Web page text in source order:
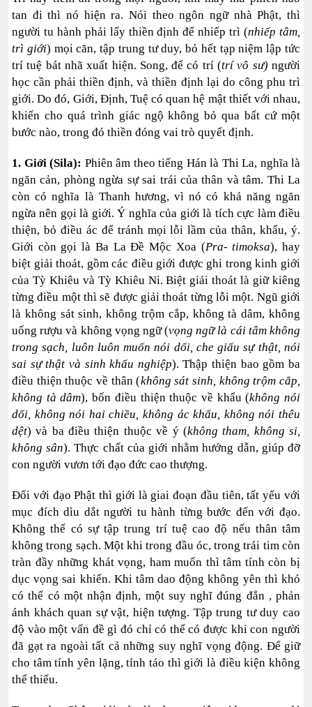
tan đi thì nó hiện ra. Nói theo ngôn ngữ nhà Phật, thì
người tu hành phải lấy thiền định để nhiếp trì (nhiếp tâm,
trì giới) mọi căn, tập trung tư duy, bỏ hết tạp niệm lập tức
trí tuệ bát nhã xuất hiện. Song, để có trí (trí vô sư)người
học cần phải thiền định, và thiền định lại do công phu trì
giới. Do đó, Giới, Định, Tuệ có quan hệ mật thiết với nhau,
khiến cho quá trình giác ngộ không bỏ qua bất cứ một
bước nào, trong đó thiền đóng vai trò quyết định.
1. Giới (Sila): Phiên âm theo tiếng Hán là Thi La, nghĩa là
ngăn cản, phòng ngừa sự sai trái của thân và tâm. Thi La
còn có nghĩa là Thanh hương, vì nó có khả năng ngăn
ngừa nên gọi là giới. Ý nghĩa của giới là tích cực làm điều
thiện, bỏ điều ác để tránh mọi lỗi lầm của thân, khẩu, ý.
Giới còn gọi là Ba La Đề Mộc Xoa (Pra- timoksa), hay
biệt giải thoát, gồm các điều giới được ghi trong kinh giới
của Tỳ Khiêu và Tỳ Khiêu Ni. Biệt giải thoát là giữ kiêng
từng điều một thì sẽ được giải thoát từng lỗi một. Ngũ giới
là không sát sinh, không trộm cắp, không tà dâm, không
uống rượu và không vọng ngữ (vọng ngữ là cái tâm không
trong sạch, luôn luôn muốn nói dối, che giấu sự thật, nói
sai sự thật và sinh khẩu nghiệp). Thập thiện bao gồm ba
điều thiện thuộc về thân (không sát sinh, không trộm cắp,
không tà dâm), bốn điều thiện thuộc về khẩu (không nói
dối, không nói hai chiều, không ác khẩu, không nói thêu
dệt) và ba điều thiện thuộc về ý (không tham, không si,
không sân). Thực chất của giới nhằm hướng dẫn, giúp đỡ
con người vươn tới đạo đức cao thượng.
Đối với đạo Phật thì giới là giai đoạn đầu tiên, tất yếu với
mục đích dìu dắt người tu hành từng bước đến với đạo.
Không thể có sự tập trung trí tuệ cao độ nếu thân tâm
không trong sạch. Một khi trong đầu óc, trong trái tim còn
tràn đầy những khát vọng, ham muốn thì tâm tính còn bị
dục vọng sai khiến. Khi tâm dao động không yên thì khó
có thể có một nhận định, một suy nghĩ đúng đắn , phản
ánh khách quan sự vật, hiện tượng. Tập trung tư duy cao
độ vào một vấn đề gì đó chỉ có thể có được khi con người
đã gạt ra ngoài tất cả những suy nghĩ vọng động. Để giữ
cho tâm tính yên lặng, tỉnh táo thì giới là điều kiện không
thể thiếu.